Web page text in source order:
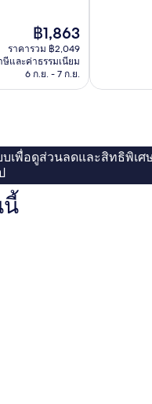
ราคา
ปัจจุบัน
คือ
฿1,863
฿1,863
ราคารวม ฿2,049
และค่าธรรมเนียม
6 ก.ย. - 7 ก.ย.
บเพื่อดูส่วนลดและสิทธิพิเ